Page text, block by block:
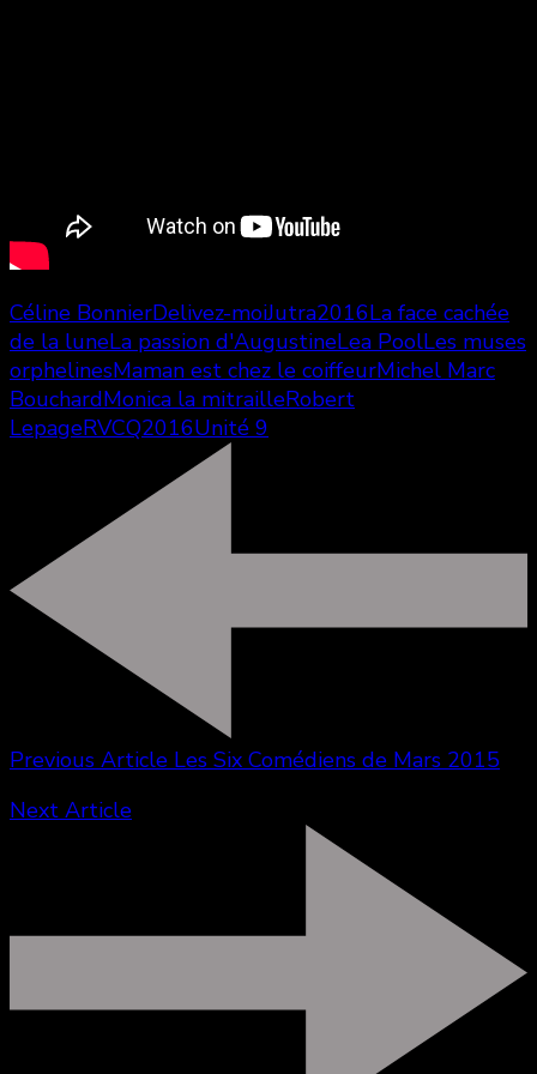
Céline BonnierDelivez-moiJutra2016La face cachée
de la luneLa passion d'AugustineLea PoolLes muses
orphelinesMaman est chez le coiffeurMichel Marc
BouchardMonica la mitrailleRobert
LepageRVCQ2016Unité 9
Previous Article Les Six Comédiens de Mars 2015
Next Article